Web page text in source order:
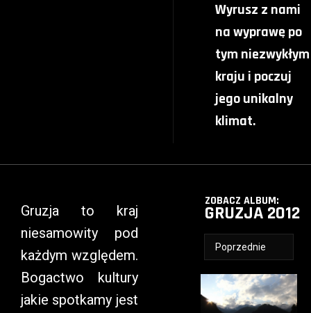
Wyrusz z nami
na wyprawę po
tym niezwykłym
kraju i poczuj
jego unikalny
klimat.
Gruzja to kraj
niesamowity pod
każdym względem.
Bogactwo kultury
jakie spotkamy jest
ZOBACZ ALBUM:
GRUZJA 2012
Poprzednie